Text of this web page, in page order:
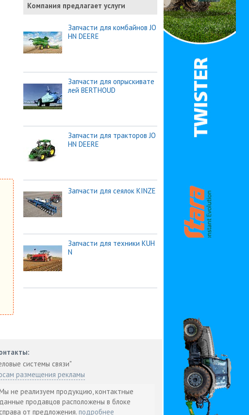
Компания предлагает услуги
Запчасти для комбайнов JO
HN DEERE
Запчасти для опрыскивате
лей BERTHOUD
Запчасти для тракторов JO
HN DEERE
Запчасти для сеялок KINZE
Запчасти для техники KUH
N
системы связи"
размещения рекламы
не реализуем продукцию, контактные
данные продавцов расположены в блоке
от предложения.подробнее